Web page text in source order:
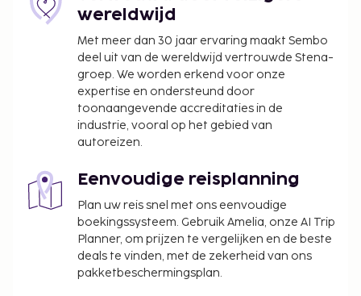
wereldwijd
Met meer dan 30 jaar ervaring maakt Sembo
deel uit van de wereldwijd vertrouwde Stena-
groep. We worden erkend voor onze
expertise en ondersteund door
toonaangevende accreditaties in de
industrie, vooral op het gebied van
autoreizen.
Eenvoudige reisplanning
Plan uw reis snel met ons eenvoudige
boekingssysteem. Gebruik Amelia, onze AI Trip
Planner, om prijzen te vergelijken en de beste
deals te vinden, met de zekerheid van ons
pakketbeschermingsplan.